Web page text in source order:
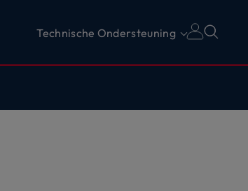
Technische Ondersteuning